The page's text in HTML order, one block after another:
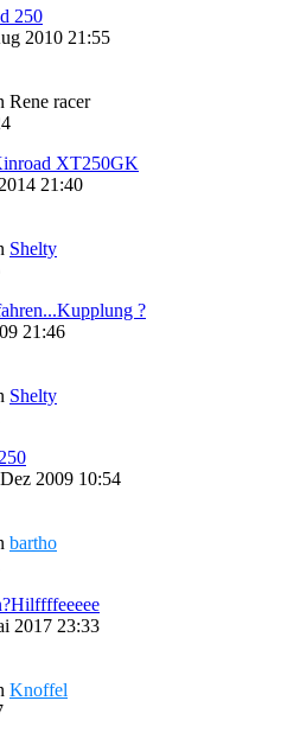
250
2010 21:55
Rene racer
XT250GK
21:40
Shelty
?
21:46
Shelty
2009 10:54
bartho
2017 23:33
Knoffel